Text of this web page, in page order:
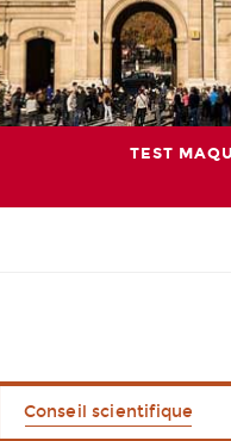
TEST
Conseil scientifique